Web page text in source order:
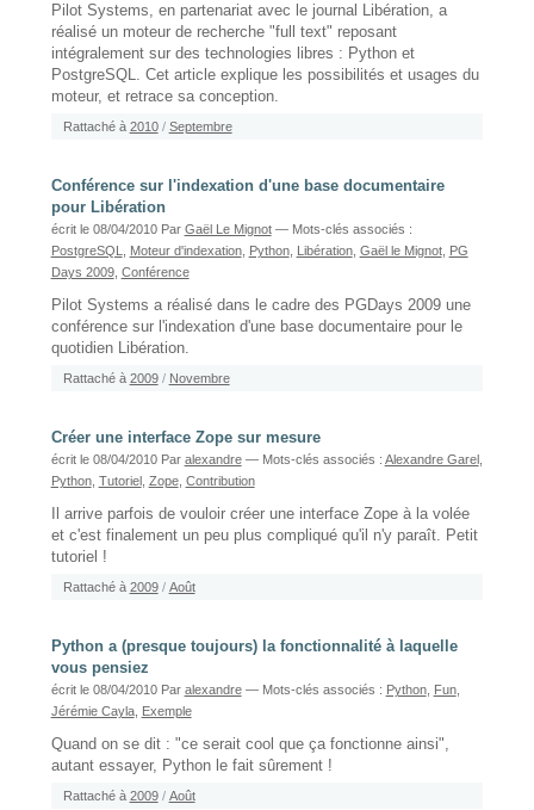
Pilot Systems, en partenariat avec le journal Libération, a
réalisé un moteur de recherche "full text" reposant
intégralement sur des technologies libres : Python et
PostgreSQL. Cet article explique les possibilités et usages du
moteur, et retrace sa conception.
Rattaché à 2010 / Septembre
Conférence sur l'indexation d'une base documentaire
pour Libération
écrit le 08/04/2010 Par Gaël Le Mignot — Mots-clés associés :
PostgreSQL
Moteur d'indexation, Python, Libération, Gaël le Mignot, PG
Days 2009, Conférence
Pilot Systems a réalisé dans le cadre des PGDays 2009 une
conférence sur l'indexation d'une base documentaire pour le
quotidien Libération.
Rattaché à 2009 / Novembre
Créer une interface Zope sur mesure
écrit le 08/04/2010 Par alexandre — Mots-clés associés : Alexandre Garel,
Python, Tutoriel, Zope, Contribution
Il arrive parfois de vouloir créer une interface Zope à la volée
et c'est finalement un peu plus compliqué qu'il n'y paraît. Petit
tutoriel !
Rattaché à 2009 / Août
Python a (presque toujours) la fonctionnalité à laquelle
vous pensiez
écrit le 08/04/2010 Par alexandre — Mots-clés associés : Python, Fun,
Jérémie Cayla, Exemple
Quand on se dit : "ce serait cool que ça fonctionne ainsi",
autant essayer, Python le fait sûrement !
Rattaché à 2009 / Août